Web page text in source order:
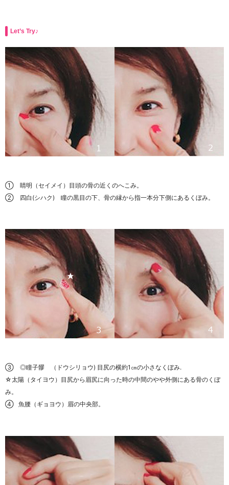
Let’s Try♪
① 睛明（セイメイ）目頭の骨の近くのへこみ。
② 四白(シハク) 瞳の黒目の下、骨の縁から指一本分下側にあるくぼみ。
③ ◎瞳子髎 （ドウシリョウ) 目尻の横約1㎝の小さなくぼみ.
☆太陽（タイヨウ）目尻から眉尻に向った時の中間のやや外側にある骨のくぼ
み。
④ 魚腰（ギョヨウ）眉の中央部。